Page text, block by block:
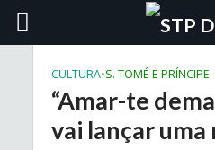
CULTURA•S. TOMÉ E PRÍNCIPE
“Amar-te
vai lançar uma